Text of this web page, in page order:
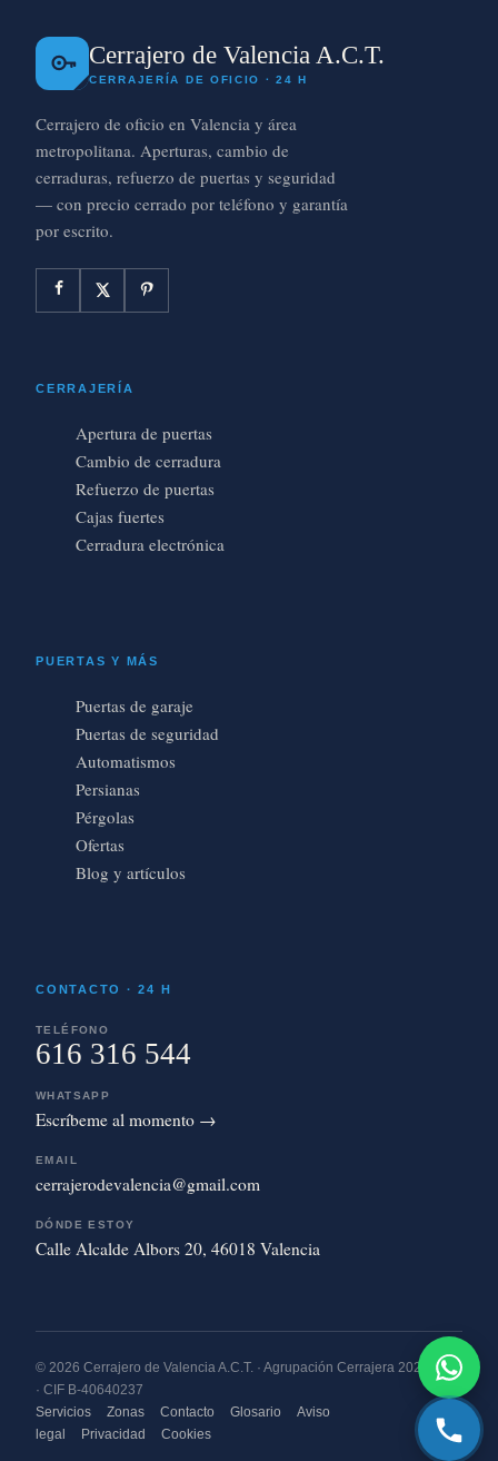
Cerrajero de Valencia A.C.T.
CERRAJERÍA DE OFICIO · 24 H
Cerrajero de oficio en Valencia y área
metropolitana. Aperturas, cambio de
cerraduras, refuerzo de puertas y seguridad
— con precio cerrado por teléfono y garantía
por escrito.
CERRAJERÍA
Apertura de puertas
Cambio de cerradura
Refuerzo de puertas
Cajas fuertes
Cerradura electrónica
PUERTAS Y MÁS
Puertas de garaje
Puertas de seguridad
Automatismos
Persianas
Pérgolas
Ofertas
Blog y artículos
CONTACTO · 24 H
TELÉFONO
616 316 544
WHATSAPP
Escríbeme al momento →
EMAIL
cerrajerodevalencia@gmail.com
DÓNDE ESTOY
Calle Alcalde Albors 20, 46018 Valencia
© 2026 Cerrajero de Valencia A.C.T. · Agrupación Cerrajera 2020 S.L.
· CIF B-40640237
Servicios
Zonas Contacto Glosario
Aviso
legal
Privacidad Cookies